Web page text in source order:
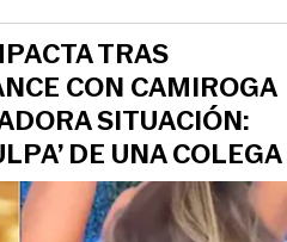
TRAS
CON CAMIROGA
SITUACIÓN:
DE UNA COLEGA